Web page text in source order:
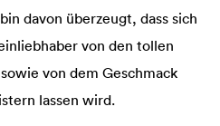
davon überzeugt, dass sich
von den tollen
von dem Geschmack
lassen wird.